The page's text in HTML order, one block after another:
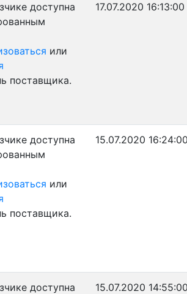
доступна
или
поставщика.
17.07.2020 16:13:00
доступна
или
поставщика.
15.07.2020 16:24:00
доступна
15.07.2020 14:55:00